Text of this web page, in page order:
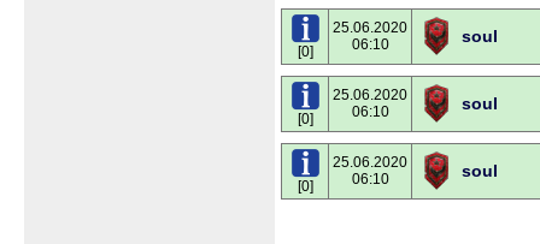
[0]
25.06.2020
06:10
soul
[0]
25.06.2020
06:10
soul
[0]
25.06.2020
06:10
soul